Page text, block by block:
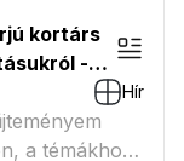
kortárs
-
Hír
a témákhoz